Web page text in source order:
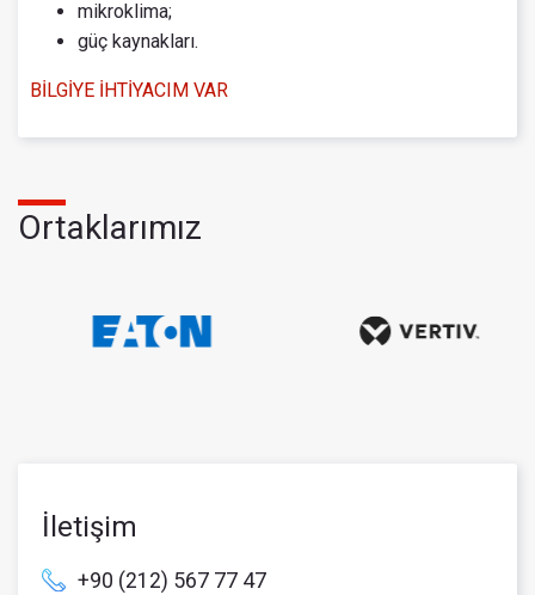
mikroklima;
güç kaynakları.
BİLGİYE İHTİYACIM VAR
Ortaklarımız
İletişim
+90 (212) 567 77 47